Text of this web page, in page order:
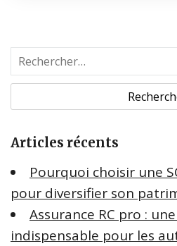
e
c
h
r
h
e
r
Articles récents
Pourquoi choisir une
pour diversifier son
Assurance RC pro :
indispensable pour les